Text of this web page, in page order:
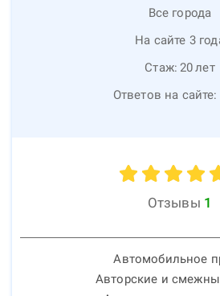
Все города
На сайте 3
Стаж: 20лет
Ответов на сайте:
Отзывы 1
Автомобильное
Авторские и